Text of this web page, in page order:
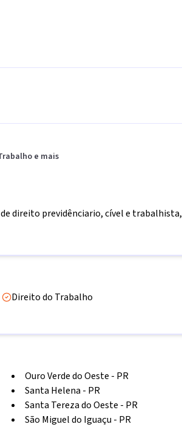
e mais
direito previdênciario, cível e trabalhista,
Direito do Trabalho
Ouro Verde do Oeste - PR
Santa Helena - PR
Santa Tereza do Oeste - PR
São Miguel do Iguaçu - PR